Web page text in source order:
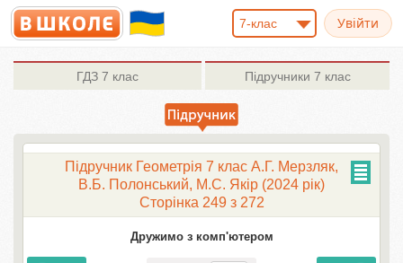
7-клас
ГДЗ 7 клас Підручники 7 клас
Підручник Геометрія 7 клас А.Г. Мерзляк,
В.Б. Полонський, М.С. Якір (2024 рік)
Сторінка 249 з 272
Дружимо з комп'ютером